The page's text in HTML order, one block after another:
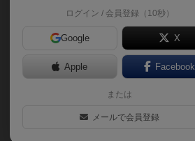
ログイン / 会員登録（10秒）
Google X
Apple Facebook
または
メールで会員登録